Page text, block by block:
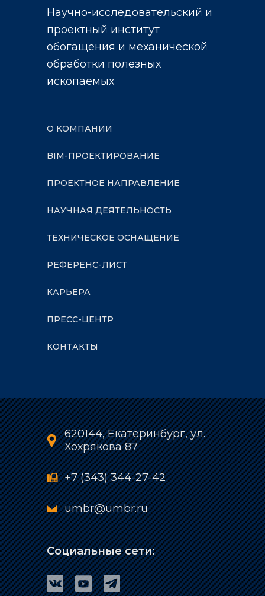
Научно-исследовательский и
проектный институт
обогащения и механической
обработки полезных
ископаемых
О КОМПАНИИ
BIM-ПРОЕКТИРОВАНИЕ
ПРОЕКТНОЕ НАПРАВЛЕНИЕ
НАУЧНАЯ ДЕЯТЕЛЬНОСТЬ
ТЕХНИЧЕСКОЕ ОСНАЩЕНИЕ
РЕФЕРЕНС-ЛИСТ
КАРЬЕРА
ПРЕСС-ЦЕНТР
КОНТАКТЫ
620144, Екатеринбург, ул.
Хохрякова 87
+7 (343) 344-27-42
umbr@umbr.ru
Социальные сети: